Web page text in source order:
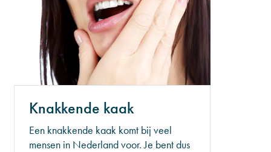
Knakkende kaak
Een knakkende kaak komt bij veel
mensen in Nederland voor. Je bent dus